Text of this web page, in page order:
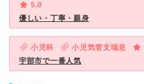
5.0
優しい・丁寧・親身
小児科 小児気管支喘息
宇部市で一番人気